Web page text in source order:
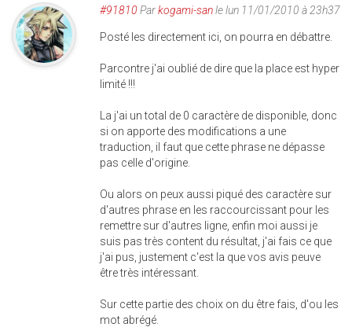
#91810 Parkogami-sanle lun 11/01/2010 à 23h37
Posté les directement ici, on pourra en débattre.
Parcontre j'ai oublié de dire que la place est hyper
limité !!!
La j'ai un total de 0 caractère de disponible, donc
si on apporte des modifications a une
traduction, il faut que cette phrase ne dépasse
pas celle d'origine.
Ou alors on peux aussi piqué des caractère sur
d'autres phrase en les raccourcissant pour les
remettre sur d'autres ligne, enfin moi aussi je
suis pas très content du résultat, j'ai fais ce que
j'ai pus, justement c'est la que vos avis peuve
être très intéressant.
Sur cette partie des choix on du être fais, d'ou les
mot abrégé.